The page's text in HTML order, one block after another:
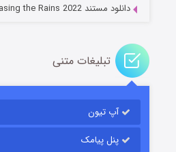
دانلود مستند Chasing the Rains 2022
تبلیغات متنی
آپ تیون
پنل پیامک